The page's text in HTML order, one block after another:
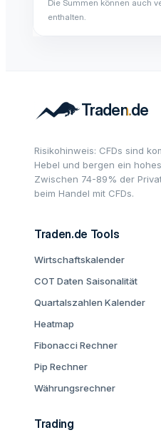
Die Summen können auch
enthalten.
Risikohinweis: CFDs sind
Hebel und bergen ein
Zwischen 74-89% der
beim Handel mit CFDs.
Traden.de Tools
Wirtschaftskalender
COT Daten Saisonalität
Quartalszahlen Kalender
Heatmap
Fibonacci Rechner
Pip Rechner
Währungsrechner
Trading